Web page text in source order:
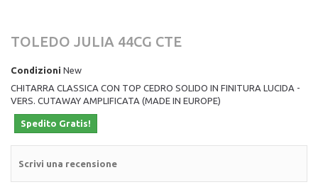
TOLEDO JULIA 44CG CTE
Condizioni New
CHITARRA CLASSICA CON TOP CEDRO SOLIDO IN FINITURA LUCIDA -
VERS. CUTAWAY AMPLIFICATA (MADE IN EUROPE)
Spedito Gratis!
Scrivi una recensione